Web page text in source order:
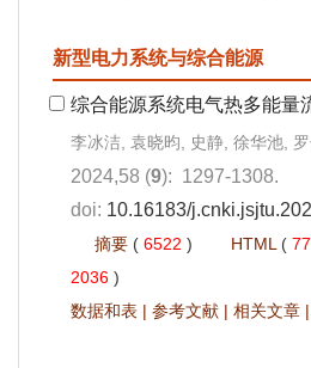
新型电力系统与综合能源
综合能源系统电气热多能量
李冰洁, 袁晓昀, 史静, 徐华池,
2024,58 (9): 1297-1308.
doi: 10.16183/
摘要 ( 6522 ) HTML ( 77
2036 )
数据和表 | 参考文献 | 相关文章 |